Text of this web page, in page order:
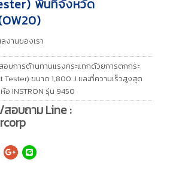
พื้นที่จังหวัด
งานของเรา
บการต้านทานแรงกระแทกด้วยการตกกระ
Tester) ขนาด 1,800 J และที่ความเร็วสูงสุด
อ INSTRON รุ่น 9450
อบถาม Line :